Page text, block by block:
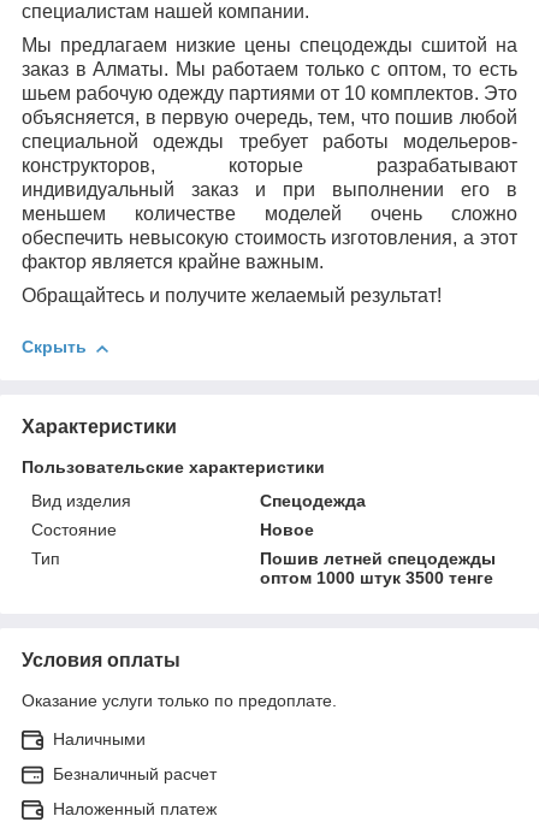
специалистам нашей компании.
Мы предлагаем низкие цены спецодежды сшитой на
заказ в Алматы. Мы работаем только с оптом, то есть
шьем рабочую одежду партиями от 10 комплектов. Это
объясняется, в первую очередь, тем, что пошив любой
специальной одежды требует работы модельеров-
конструкторов, которые разрабатывают
индивидуальный заказ и при выполнении его в
меньшем количестве моделей очень сложно
обеспечить невысокую стоимость изготовления, а этот
фактор является крайне важным.
Обращайтесь и получите желаемый результат!
Скрыть
Характеристики
Пользовательские характеристики
Вид изделия
Спецодежда
Состояние
Новое
Тип
Пошив летней спецодежды
оптом 1000 штук 3500 тенге
Условия оплаты
Оказание услуги только по предоплате.
Наличными
Безналичный расчет
Наложенный платеж